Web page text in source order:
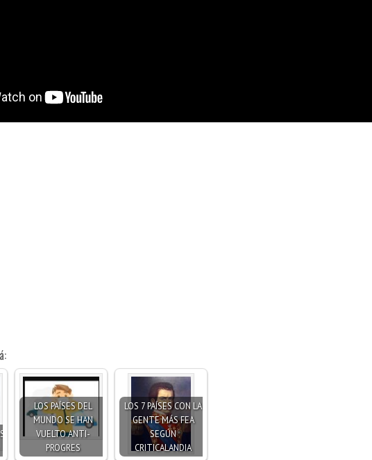
LOS PAÍSES DEL
MUNDO SE HAN
VUELTO ANTI-
PROGRES
LOS 7 PAÍSES CON LA
GENTE MÁS FEA
SEGÚN
CRITICALANDIA